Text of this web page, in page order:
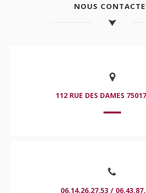
NOUS
112 RUE DES DAMES
06.14.26.27.53 /